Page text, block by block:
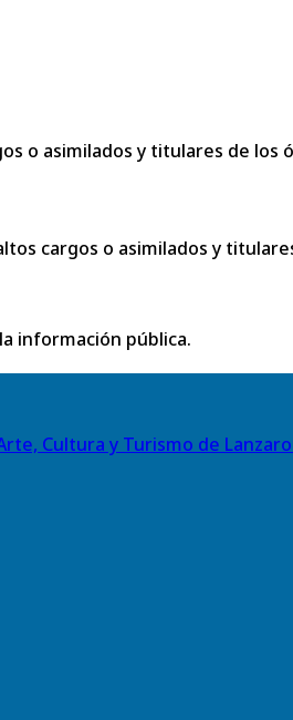
o asimilados y titulares de los
cargos o asimilados y
información pública.
Cultura y Turismo de